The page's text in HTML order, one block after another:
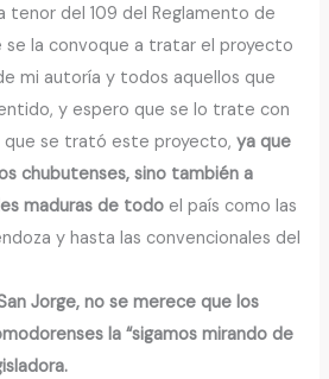
tenor del 109 del Reglamento de
se la convoque a tratar el proyecto
mi autoría y todos aquellos que
y espero que se lo trate con
que se trató este proyecto,ya que
chubutenses, sino también a
maduras de todo el país como las
y hasta las convencionales del
Jorge, no se merece que los
la “sigamos mirando de